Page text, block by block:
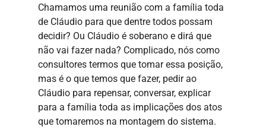
Chamamos uma reunião com a família toda
de Cláudio para que dentre todos possam
decidir? Ou Cláudio é soberano e dirá que
não vai fazer nada? Complicado, nós como
consultores termos que tomar essa posição,
mas é o que temos que fazer, pedir ao
Cláudio para repensar, conversar, explicar
para a família toda as implicações dos atos
que tomaremos na montagem do sistema.